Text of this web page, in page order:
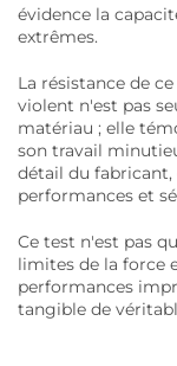
évidence la
extrêmes.
La résistance de
violent n'est pas
matériau ; elle
son travail
détail du
performances et
Ce test n'est pas
limites de la force
performances
tangible de